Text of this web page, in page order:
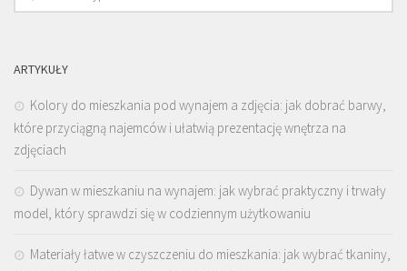
ARTYKUŁY
Kolory do mieszkania pod wynajem a zdjęcia: jak dobrać barwy,
które przyciągną najemców i ułatwią prezentację wnętrza na
zdjęciach
Dywan w mieszkaniu na wynajem: jak wybrać praktyczny i trwały
model, który sprawdzi się w codziennym użytkowaniu
Materiały łatwe w czyszczeniu do mieszkania: jak wybrać tkaniny,